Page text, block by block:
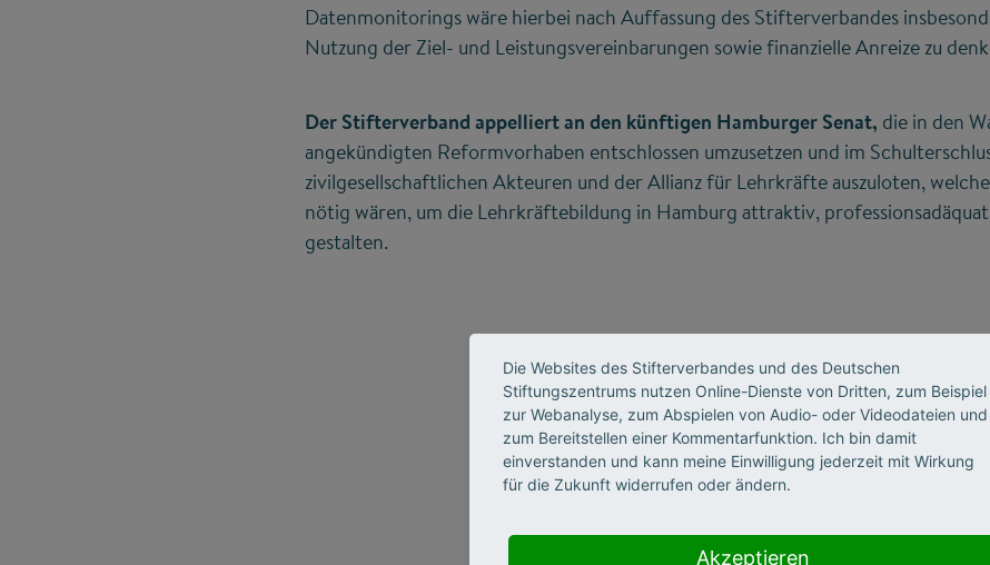
Datenmonitorings wäre hierbei nach Auffassung des Stifterverbandes
Nutzung der Ziel- und Leistungsvereinbarungen sowie finanzielle Anreize zu
Der Stifterverband appelliert an den künftigen Hamburger Senat, die in den
angekündigten Reformvorhaben entschlossen umzusetzen und im
zivilgesellschaftlichen Akteuren und der Allianz für Lehrkräfte auszuloten,
nötig wären, um die Lehrkräftebildung in Hamburg attraktiv,
gestalten.
Die Websites des Stifterverbandes und des Deutschen
Stiftungszentrums nutzen Online-Dienste von Dritten, zum Beispiel
zur Webanalyse, zum Abspielen von Audio- oder Videodateien und
zum Bereitstellen einer Kommentarfunktion. Ich bin damit
einverstanden und kann meine Einwilligung jederzeit mit Wirkung
für die Zukunft widerrufen oder ändern.
Akzeptieren